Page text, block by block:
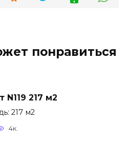
понравиться
N119 217 м2
217 м2
4к.